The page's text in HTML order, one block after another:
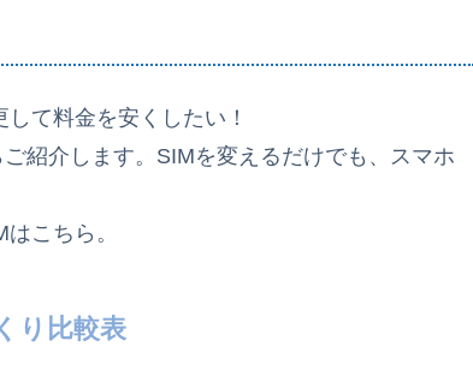
て料金を安くしたい！
紹介します。SIMを変えるだけでも、スマホ
こちら。
り比較表